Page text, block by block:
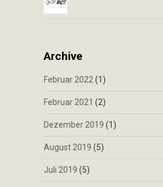
Archive
Februar 2022 (1)
Februar 2021 (2)
Dezember 2019 (1)
August 2019 (5)
Juli 2019 (5)